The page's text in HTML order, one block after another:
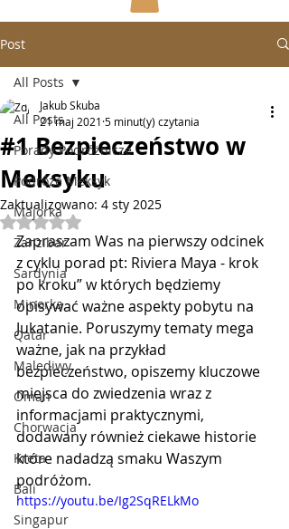
Post
All Posts
Porady Podróżnicze
Podróże Meksyk
Majorka
Zanzibar
Sardynia
Minorka
Qatar
Malediwy
Oman
Chorwacja
Kreta
Bali
Singapur
All Posts
#1 Bezpieczeństwo w
Meksyku
Jakub Skuba
21 maj 2021 5 minut(y) czytania
Zaktualizowano: 4 sty 2025
Oceniono na NaN z 5 gwiazdek.
Zapraszam Was na pierwszy odcinek
z cyklu porad pt: Riviera Maya - krok
po kroku” w których będziemy
opisywać ważne aspekty pobytu na
Jukatanie. Poruszymy tematy mega
ważne, jak na przykład
bezpieczeństwo, opiszemy kluczowe
miejsca do zwiedzenia wraz z
informacjami praktycznymi,
dodawany również ciekawe historie
które nadadzą smaku Waszym
podróżom.
https://youtu.be/Ig2SqRELkMo